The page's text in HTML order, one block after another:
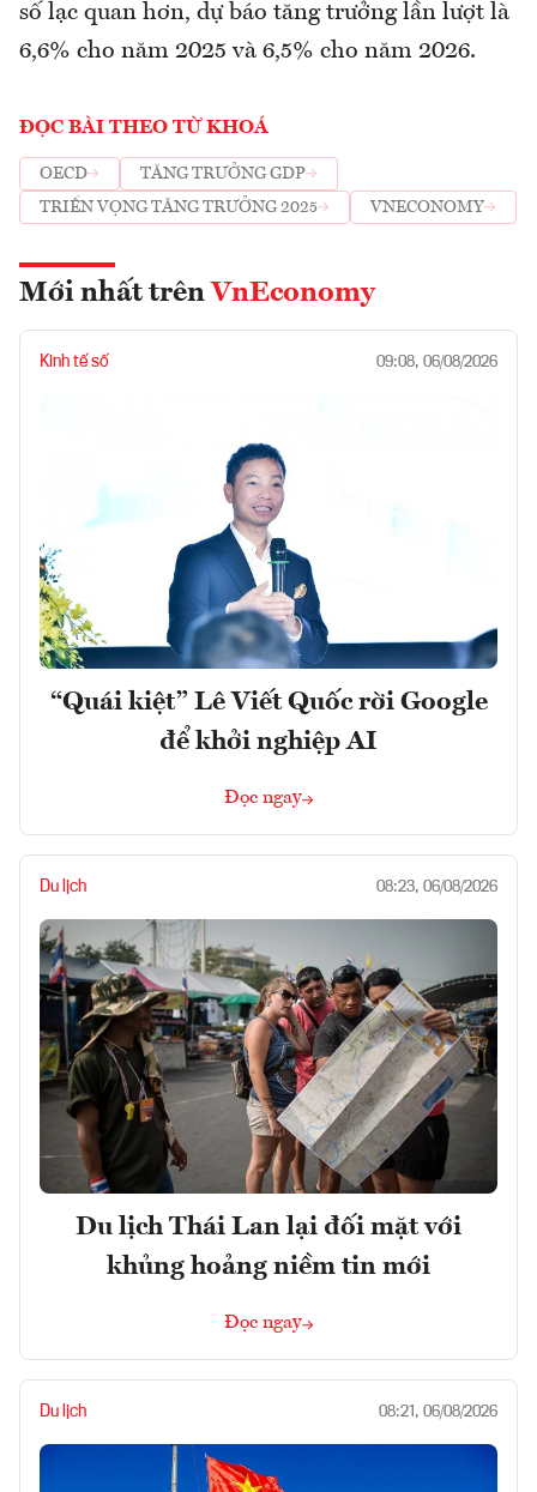
số lạc quan hơn, dự báo tăng trưởng lần lượt là
6,6% cho năm 2025 và 6,5% cho năm 2026.
ĐỌC BÀI THEO TỪ KHOÁ
OECD
TĂNG TRƯỞNG GDP
TRIỂN VỌNG TĂNG TRƯỞNG 2025
VNECONOMY
Mới nhất trên VnEconomy
Kinh tế số 09:08, 06/08/2026
“Quái kiệt” Lê Viết Quốc rời Google
để khởi nghiệp AI
Đọc ngay
Du lịch 08:23, 06/08/2026
Du lịch Thái Lan lại đối mặt với
khủng hoảng niềm tin mới
Đọc ngay
Du lịch 08:21, 06/08/2026